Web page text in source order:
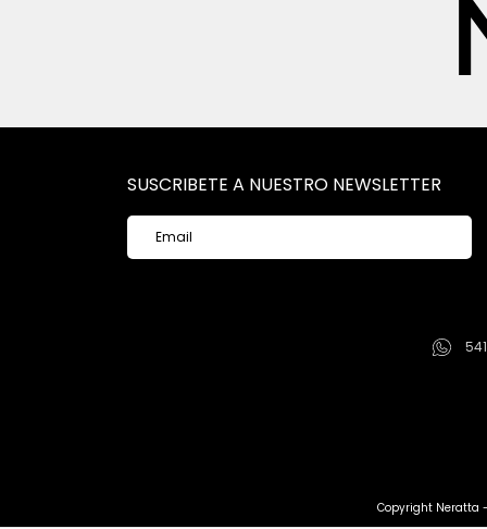
SUSCRIBETE A NUESTRO NEWSLETTER
Copyright Neratta